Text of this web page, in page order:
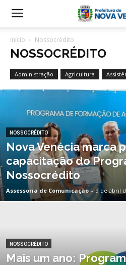
Início Nossocrédito
NOSSOCRÉDITO
Administração Agricultura
NOSSOCRÉDITO
Nova Venécia marca
capacitação do
Nossocrédito
Assessoria de Comunicação - 9 de abril
NOSSOCRÉDITO
Mais um ano: